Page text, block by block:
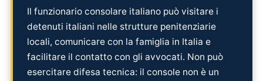
Il funzionario consolare italiano può visitare i
detenuti italiani nelle strutture penitenziarie
locali, comunicare con la famiglia in Italia e
facilitare il contatto con gli avvocati. Non può
esercitare difesa tecnica: il console non è un